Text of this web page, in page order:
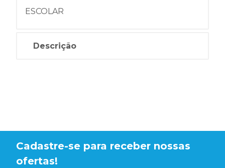
ESCOLAR
Descrição
Cadastre-se para receber nossas
ofertas!